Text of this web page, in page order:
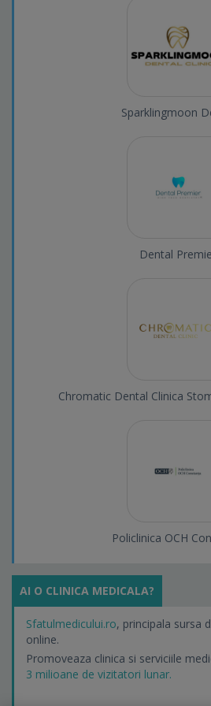
Sparklingmoon
Dental
Chromatic Dental Clinica
Policlinica OCH
AI O CLINICA MEDICALA?
Sfatulmedicului.ro, principala sursa
online.
Promoveaza clinica si serviciile
3 milioane de vizitatori lunar.